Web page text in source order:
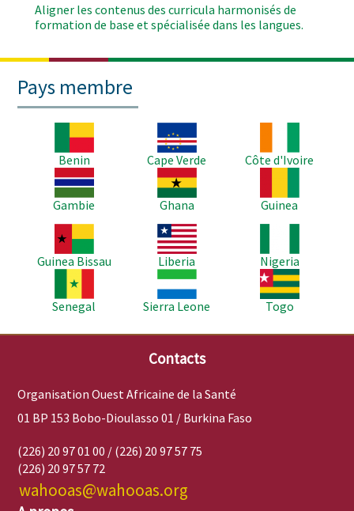
Aligner les contenus des curricula harmonisés de
formation de base et spécialisée dans les langues.
Pays membre
Benin
Image
Cape Verde
Côte d'Ivoire
Image
Gambie
Image
Ghana
Guinea
Image
Guinea Bissau
Image
Liberia
Nigeria
Senegal
Image
Sierra Leone
Image
Togo
Contacts
Organisation Ouest Africaine de la Santé
01 BP 153 Bobo-Dioulasso 01 / Burkina Faso
(226) 20 97 01 00 / (226) 20 97 57 75
(226) 20 97 57 72
wahooas@wahooas.org